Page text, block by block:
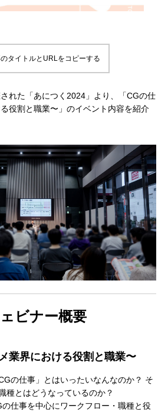
2026.03.25
動物造形解剖学 増
ナー
Autodesk CG Festa
2026.03.25
ナー
2026.01.21
機動戦士ガンダム
ーの魔女』 重厚
制作の舞台裏 –
【イベントレポー
ー30年の歩みと新
Autodesk CG Festa
バーコネクトツー）
2026.07.13
RUBICON』メイキ
2018.08.17
は猫をかぶる」監
話とネコ表現のこ
[外部事例]「ペンギ
ジオコロリド初と
た、“デジタル作画”
2018.08.17
タイトルとURLをコピーする
れた「あにつく2024」より、「CGの仕
役割と職業〜」のイベント内容を紹介
ビナー概要
業界における役割と職業〜
の仕事」とはいったいなんなのか？ そ
種とはどうなっているのか？
仕事を中心にワークフロー・職種と役